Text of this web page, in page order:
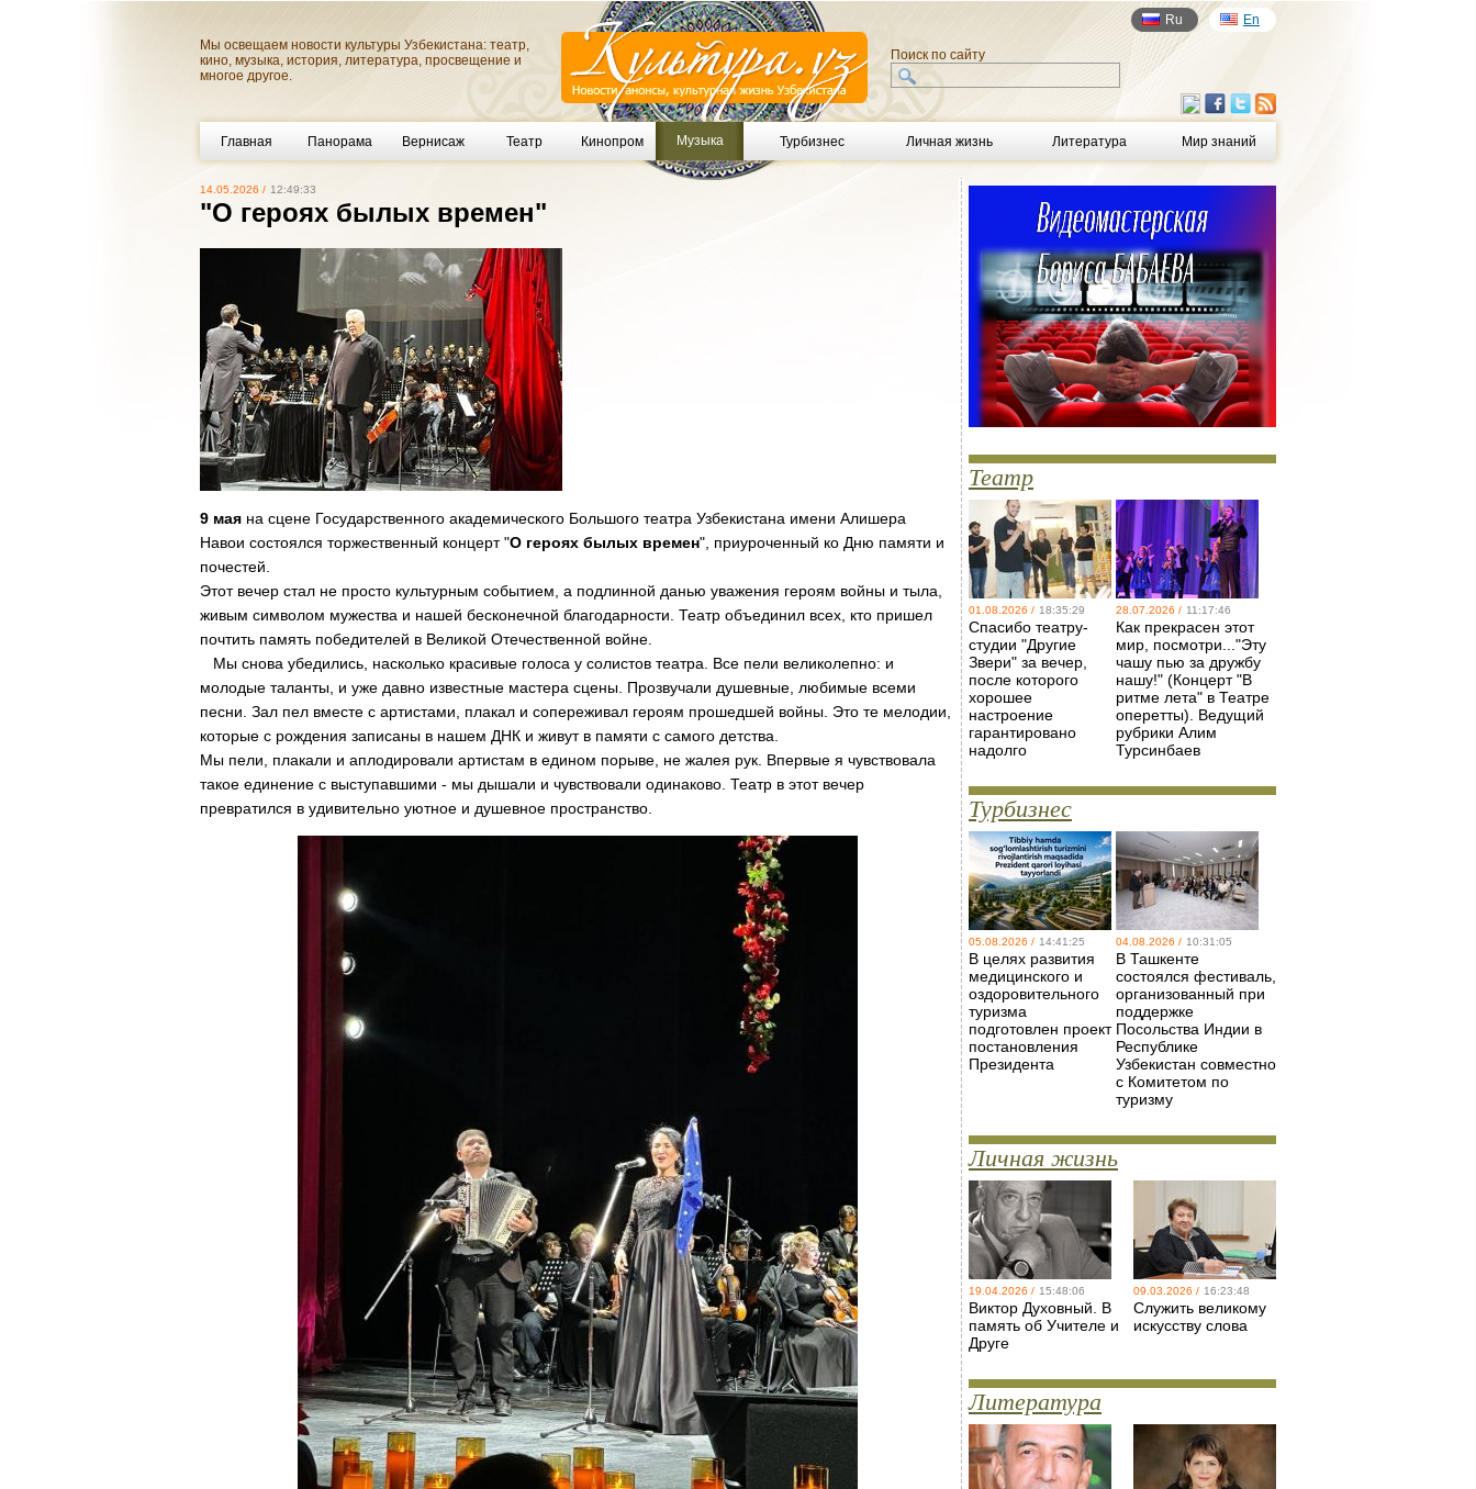
Мы освещаем новости культуры Узбекистана: театр,
кино, музыка, история, литература, просвещение и
многое другое.
Ru En
Поиск по сайту
Главная Панорама Вернисаж Театр Кинопром Музыка Турбизнес Личная жизнь Литература Мир знаний
14.05.2026 / 12:49:33
"О героях былых времен"
9 мая на сцене Государственного академического Большого театра Узбекистана имени Алишера
Навои состоялся торжественный концерт "О героях былых времен", приуроченный ко Дню памяти и
почестей.
​Этот вечер стал не просто культурным событием, а подлинной данью уважения героям войны и тыла,
живым символом мужества и нашей бесконечной благодарности. Театр объединил всех, кто пришел
почтить память победителей в Великой Отечественной войне.
Мы снова убедились, насколько красивые голоса у солистов театра. Все пели великолепно: и
молодые таланты, и уже давно известные мастера сцены. Прозвучали душевные, любимые всеми
песни. Зал пел вместе с артистами, плакал и сопереживал героям прошедшей войны. Это те мелодии,
которые с рождения записаны в нашем ДНК и живут в памяти с самого детства.
Мы пели, плакали и аплодировали артистам в едином порыве, не жалея рук. Впервые я чувствовала
такое единение с выступавшими - мы дышали и чувствовали одинаково. Театр в этот вечер
превратился в удивительно уютное и душевное пространство.
Театр
01.08.2026 / 18:35:29
Спасибо театру-
студии "Другие
Звери" за вечер,
после которого
хорошее
настроение
гарантировано
надолго
28.07.2026 / 11:17:46
Как прекрасен этот
мир, посмотри..."Эту
чашу пью за дружбу
нашу!" (Концерт "В
ритме лета" в Театре
оперетты). Ведущий
рубрики Алим
Турсинбаев
Турбизнес
05.08.2026 / 14:41:25
В целях развития
медицинского и
оздоровительного
туризма
подготовлен проект
постановления
Президента
04.08.2026 / 10:31:05
В Ташкенте
состоялся фестиваль,
организованный при
поддержке
Посольства Индии в
Республике
Узбекистан совместно
с Комитетом по
туризму
Личная жизнь
19.04.2026 / 15:48:06
Виктор Духовный. В
память об Учителе и
Друге
09.03.2026 / 16:23:48
Служить великому
искусству слова
Литература